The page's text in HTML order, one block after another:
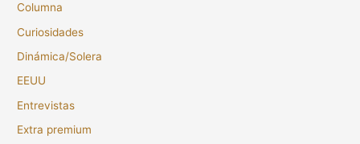
Columna
Curiosidades
Dinámica/Solera
EEUU
Entrevistas
Extra premium